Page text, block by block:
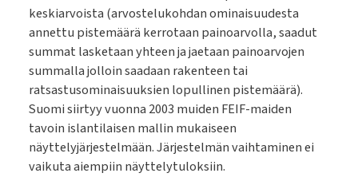
keskiarvoista (arvostelukohdan ominaisuudesta
annettu pistemäärä kerrotaan painoarvolla, saadut
summat lasketaan yhteen ja jaetaan painoarvojen
summalla jolloin saadaan rakenteen tai
ratsastusominaisuuksien lopullinen pistemäärä).
Suomi siirtyy vuonna 2003 muiden FEIF-maiden
tavoin islantilaisen mallin mukaiseen
näyttelyjärjestelmään. Järjestelmän vaihtaminen ei
vaikuta aiempiin näyttelytuloksiin.